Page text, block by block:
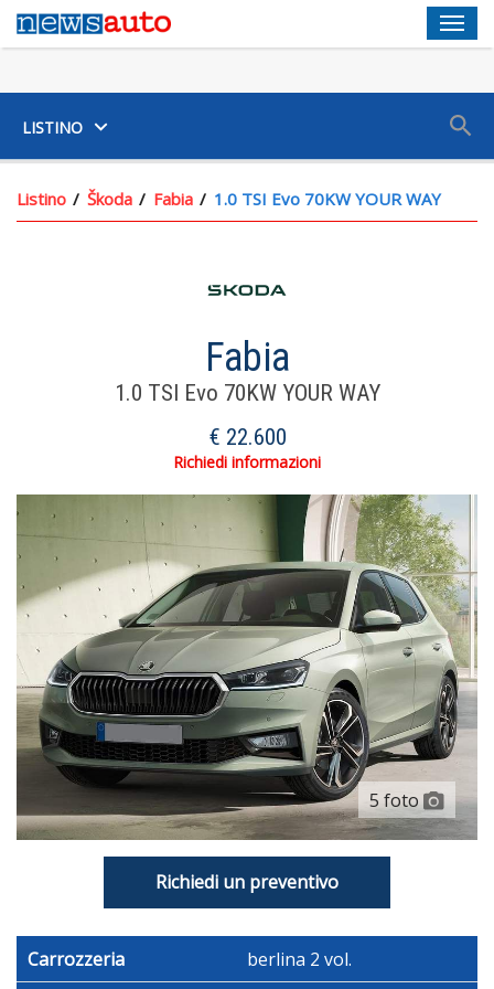
LISTINO
Listino Škoda Fabia 1.0 TSI Evo 70KW YOUR WAY
Fabia
1.0 TSI Evo 70KW YOUR WAY
€ 22.600
Richiedi informazioni
5 foto
Richiedi un preventivo
Carrozzeria
berlina 2 vol.